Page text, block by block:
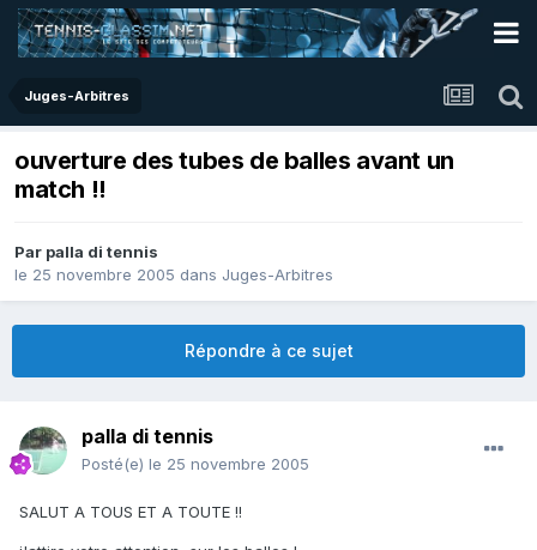
Juges-Arbitres
ouverture des tubes de balles avant un
match !!
Par palla di tennis
le 25 novembre 2005 dans Juges-Arbitres
Répondre à ce sujet
palla di tennis
Posté(e) le 25 novembre 2005
SALUT A TOUS ET A TOUTE !!